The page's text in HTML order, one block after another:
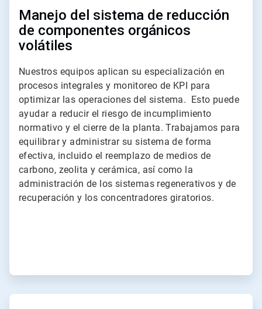
Manejo del sistema de reducción
de componentes orgánicos
volátiles
Nuestros equipos aplican su especialización en
procesos integrales y monitoreo de KPI para
optimizar las operaciones del sistema. Esto puede
ayudar a reducir el riesgo de incumplimiento
normativo y el cierre de la planta. Trabajamos para
equilibrar y administrar su sistema de forma
efectiva, incluido el reemplazo de medios de
carbono, zeolita y cerámica, así como la
administración de los sistemas regenerativos y de
recuperación y los concentradores giratorios.
ArticleTile